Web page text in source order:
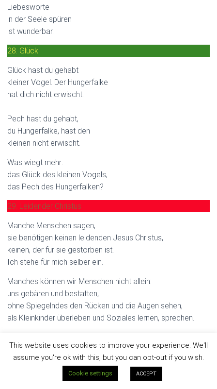
Liebesworte
in der Seele spüren
ist wunderbar.
28. Glück
Glück hast du gehabt
kleiner Vogel. Der Hungerfalke
hat dich nicht erwischt.
Pech hast du gehabt,
du Hungerfalke, hast den
kleinen nicht erwischt.
Was wiegt mehr:
das Glück des kleinen Vogels,
das Pech des Hungerfalken?
29. Leidender Christus
Manche Menschen sagen,
sie benötigen keinen leidenden Jesus Christus,
keinen, der für sie gestorben ist.
Ich stehe für mich selber ein.
Manches können wir Menschen nicht allein:
uns gebären und bestatten,
ohne Spiegelndes den Rücken und die Augen sehen,
als Kleinkinder überleben und Soziales lernen, sprechen.
um mit Gott versöhnt zu werden,
um in den tiefsten Tiefen seines Wesens
mit Gott versöhnt zu werden, den Versöhner.
This website uses cookies to improve your experience. We'll
assume you're ok with this, but you can opt-out if you wish.
Cookie settings ACCEPT